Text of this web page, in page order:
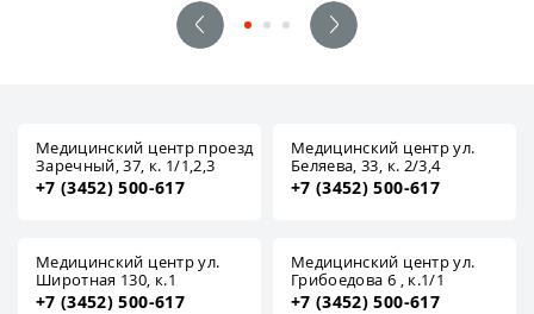
Медицинский центр проезд
Заречный, 37, к. 1/1,2,3
+7 (3452) 500-617
Медицинский центр ул.
Беляева, 33, к. 2/3,4
+7 (3452) 500-617
Медицинский центр ул.
Широтная 130, к.1
+7 (3452) 500-617
Медицинский центр ул.
Грибоедова 6 , к.1/1
+7 (3452) 500-617